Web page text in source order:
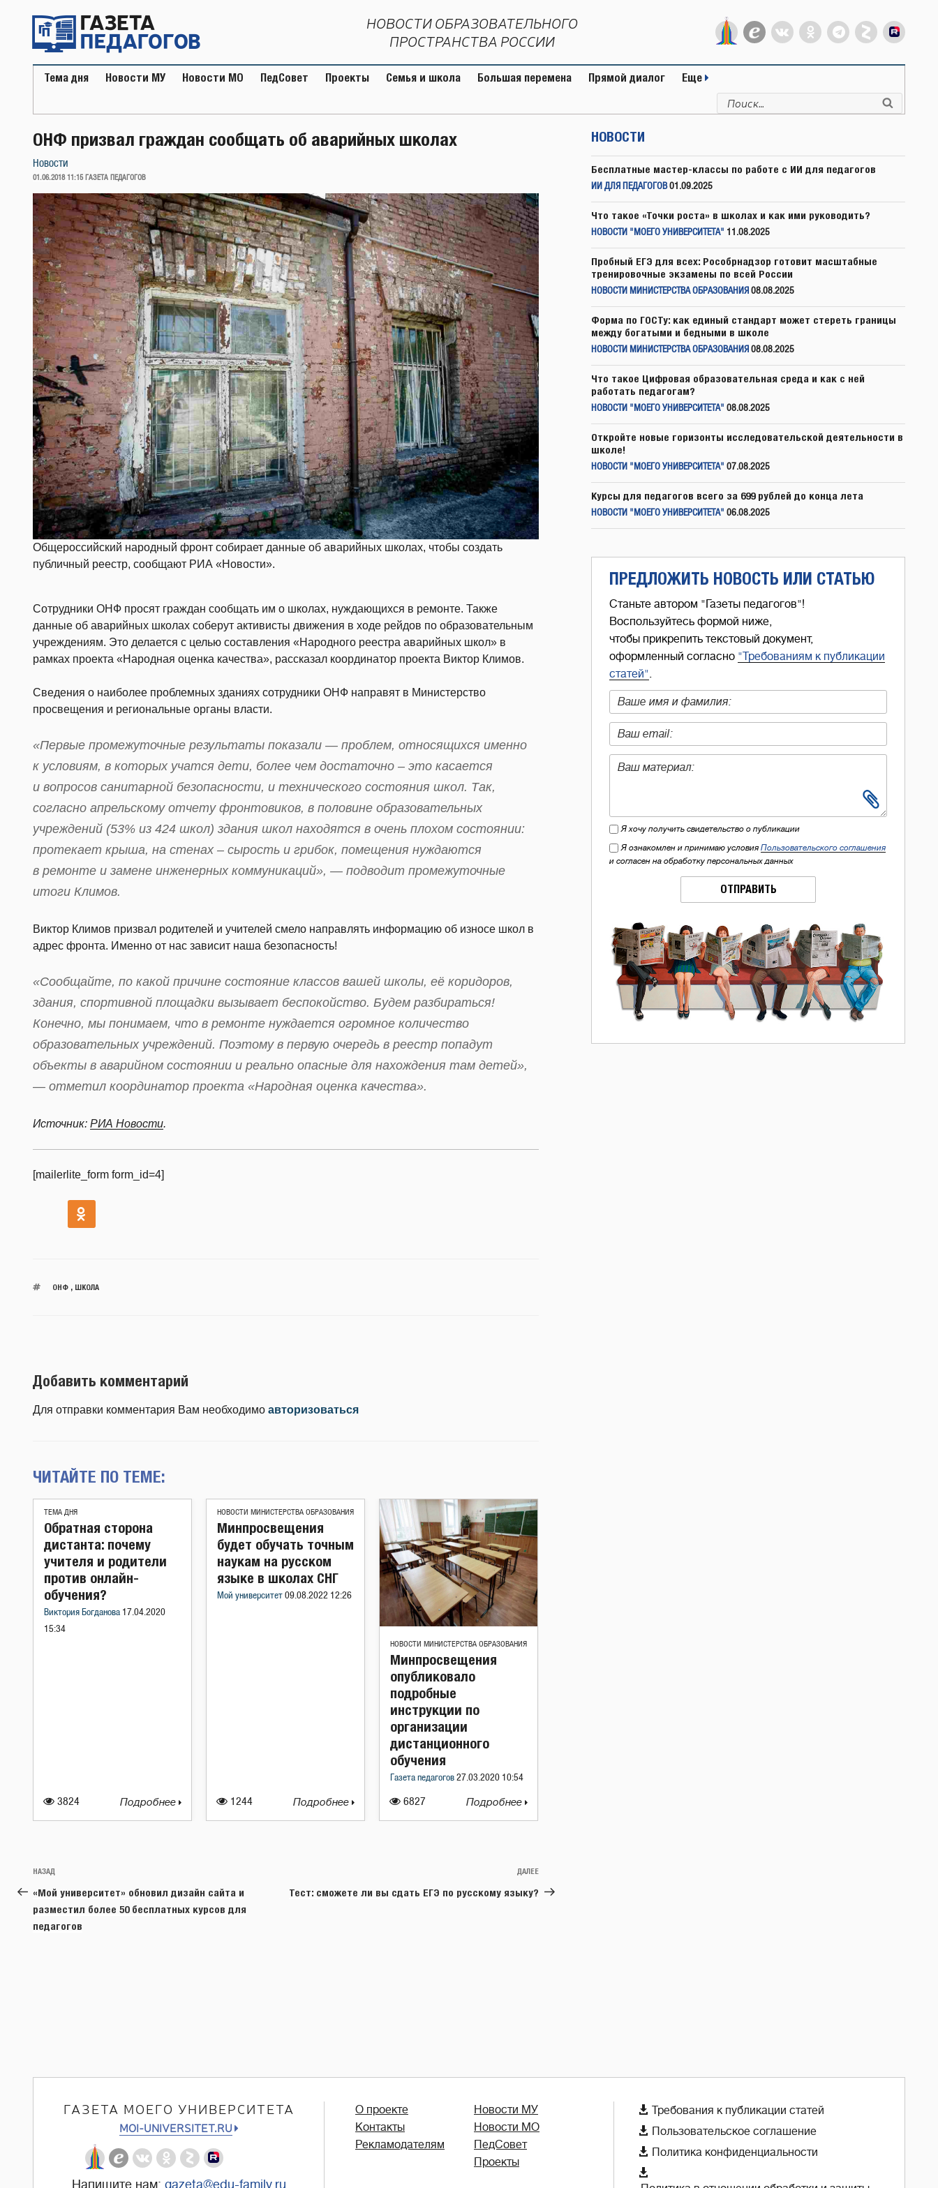
содержимому
НОВОСТИ ОБРАЗОВАТЕЛЬНОГО
ПРОСТРАНСТВА РОССИИ
Тема дня Новости МУ Новости МО ПедСовет Проекты Семья и школа Большая перемена Прямой диалог Еще
Искать:
ОНФ призвал граждан сообщать об аварийных школах
Новости
ОПУБЛИКОВАНО
01.06.2018 11:15 ГАЗЕТА ПЕДАГОГОВ
Общероссийский народный фронт собирает данные об аварийных школах, чтобы создать
публичный реестр, сообщают РИА «Новости».
Сотрудники ОНФ просят граждан сообщать им о школах, нуждающихся в ремонте. Также
данные об аварийных школах соберут активисты движения в ходе рейдов по образовательным
учреждениям. Это делается с целью составления «Народного реестра аварийных школ» в
рамках проекта «Народная оценка качества», рассказал координатор проекта Виктор Климов.
Сведения о наиболее проблемных зданиях сотрудники ОНФ направят в Министерство
просвещения и региональные органы власти.
«Первые промежуточные результаты показали — проблем, относящихся именно
к условиям, в которых учатся дети, более чем достаточно – это касается
и вопросов санитарной безопасности, и технического состояния школ. Так,
согласно апрельскому отчету фронтовиков, в половине образовательных
учреждений (53% из 424 школ) здания школ находятся в очень плохом состоянии:
протекает крыша, на стенах – сырость и грибок, помещения нуждаются
в ремонте и замене инженерных коммуникаций», — подводит промежуточные
итоги Климов.
Виктор Климов призвал родителей и учителей смело направлять информацию об износе школ в
адрес фронта. Именно от нас зависит наша безопасность!
«Сообщайте, по какой причине состояние классов вашей школы, её коридоров,
здания, спортивной площадки вызывает беспокойство. Будем разбираться!
Конечно, мы понимаем, что в ремонте нуждается огромное количество
образовательных учреждений. Поэтому в первую очередь в реестр попадут
объекты в аварийном состоянии и реально опасные для нахождения там детей»,
— отметил координатор проекта «Народная оценка качества».
Источник: РИА Новости.
[mailerlite_form form_id=4]
ОНФ, ШКОЛА
Добавить комментарий
Для отправки комментария Вам необходимо авторизоваться
ЧИТАЙТЕ ПО ТЕМЕ:
ТЕМА ДНЯ
3824
Обратная сторона
дистанта: почему
учителя и родители
против онлайн-
обучения?
Виктория Богданова 17.04.2020
15:34
Подробнее
НОВОСТИ МИНИСТЕРСТВА ОБРАЗОВАНИЯ
1244
Минпросвещения
будет обучать точным
наукам на русском
языке в школах СНГ
Мой университет 09.08.2022 12:26
Подробнее
НОВОСТИ МИНИСТЕРСТВА ОБРАЗОВАНИЯ
6827
Минпросвещения
опубликовало
подробные
инструкции по
организации
дистанционного
обучения
Газета педагогов 27.03.2020 10:54
Подробнее
Навигация
по
записям
Предыдущая
запись:
НАЗАД
«Мой университет» обновил дизайн сайта и
разместил более 50 бесплатных курсов для
педагогов
Следующая
запись
ДАЛЕЕ
Тест: сможете ли вы сдать ЕГЭ по русскому языку?
НОВОСТИ
Бесплатные мастер-классы по работе с ИИ для педагогов
ИИ ДЛЯ ПЕДАГОГОВ 01.09.2025
Что такое «Точки роста» в школах и как ими руководить?
НОВОСТИ "МОЕГО УНИВЕРСИТЕТА" 11.08.2025
Пробный ЕГЭ для всех: Рособрнадзор готовит масштабные
тренировочные экзамены по всей России
НОВОСТИ МИНИСТЕРСТВА ОБРАЗОВАНИЯ 08.08.2025
Форма по ГОСТу: как единый стандарт может стереть границы
между богатыми и бедными в школе
НОВОСТИ МИНИСТЕРСТВА ОБРАЗОВАНИЯ 08.08.2025
Что такое Цифровая образовательная среда и как с ней
работать педагогам?
НОВОСТИ "МОЕГО УНИВЕРСИТЕТА" 08.08.2025
Откройте новые горизонты исследовательской деятельности в
школе!
НОВОСТИ "МОЕГО УНИВЕРСИТЕТА" 07.08.2025
Курсы для педагогов всего за 699 рублей до конца лета
НОВОСТИ "МОЕГО УНИВЕРСИТЕТА" 06.08.2025
ПРЕДЛОЖИТЬ НОВОСТЬ ИЛИ СТАТЬЮ
Станьте автором "Газеты педагогов"!
Воспользуйтесь формой ниже,
чтобы прикрепить текстовый документ,
оформленный согласно "Требованиям к публикации
статей".
Я хочу получить свидетельство о публикации
Я ознакомлен и принимаю условия Пользовательского соглашения
и согласен на обработку персональных данных
ОТПРАВИТЬ
ГАЗЕТА МОЕГО УНИВЕРСИТЕТА
MOI-UNIVERSITET.RU
Напишите нам: gazeta@edu-family.ru
О проекте
Контакты
Рекламодателям
Новости МУ
Новости МО
ПедСовет
Проекты
 Требования к публикации статей
 Пользовательское соглашение
 Политика конфиденциальности
